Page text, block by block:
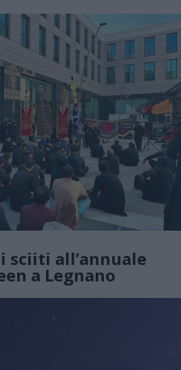
sciiti all’annuale
a Legnano